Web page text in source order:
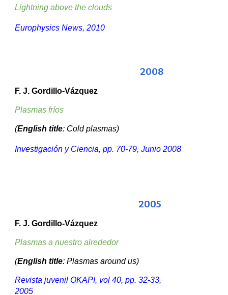
Lightning above the clouds
Europhysics News, 2010
2008
F. J. Gordillo-Vázquez
Plasmas fríos
(English title: Cold plasmas)
Investigación y Ciencia, pp. 70-79,Junio 2008
2005
F. J. Gordillo-Vázquez
Plasmas a nuestro alrededor
(English title: Plasmas around us)
Revista juvenil OKAPI, vol 40, pp. 32-33,
2005